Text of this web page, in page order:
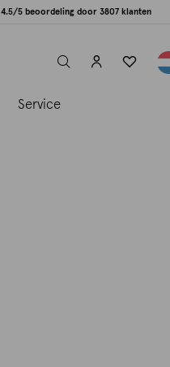
4.5/5 beoordeling door 3807 klanten
label.header.toggle
Service